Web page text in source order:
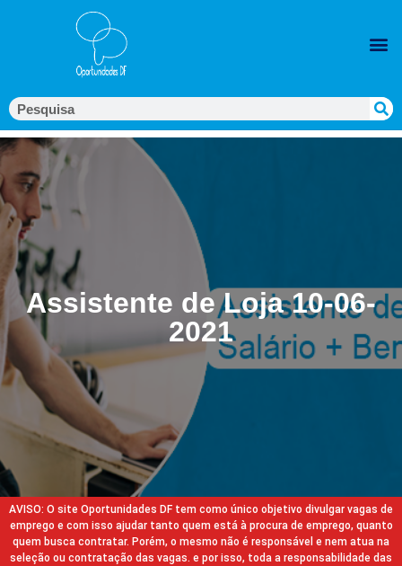
Assistente de Loja 10-06-
2021
AVISO: O site Oportunidades DF tem como único objetivo divulgar vagas de
emprego e com isso ajudar tanto quem está à procura de emprego, quanto
quem busca contratar. Porém, o mesmo não é responsável e nem atua na
seleção ou contratação das vagas. e por isso, toda a responsabilidade das